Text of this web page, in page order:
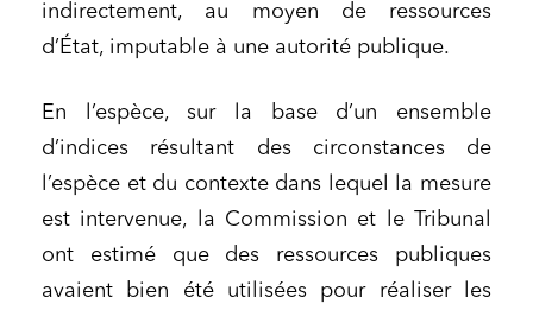
indirectement, au moyen de ressources
d’État, imputable à une autorité publique.
En l’espèce, sur la base d’un ensemble
d’indices résultant des circonstances de
l’espèce et du contexte dans lequel la mesure
est intervenue, la Commission et le Tribunal
ont estimé que des ressources publiques
avaient bien été utilisées pour réaliser les